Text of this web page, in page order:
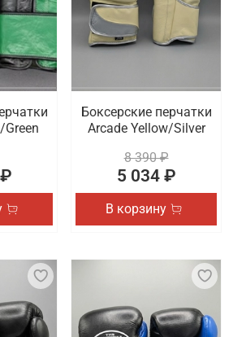
Боксерские перчатки
Arcade Yellow/Silver
8 390 ₽
5 034 ₽
В корзину